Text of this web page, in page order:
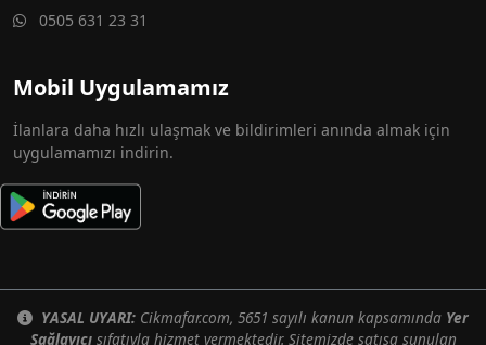
0505 631 23 31
Mobil Uygulamamız
İlanlara daha hızlı ulaşmak ve bildirimleri anında almak için
uygulamamızı indirin.
YASAL UYARI: Cikmafar.com, 5651 sayılı kanun kapsamında Yer
Sağlayıcısıfatıyla hizmet vermektedir. Sitemizde satışa sunulan